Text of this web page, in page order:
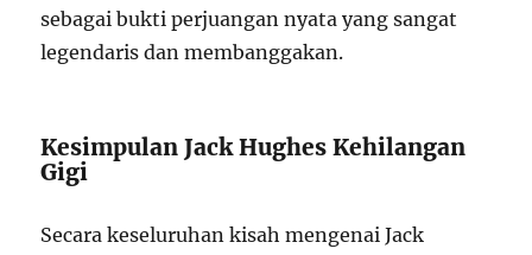
sebagai bukti perjuangan nyata yang sangat
legendaris dan membanggakan.
Kesimpulan Jack Hughes Kehilangan
Gigi
Secara keseluruhan kisah mengenai Jack